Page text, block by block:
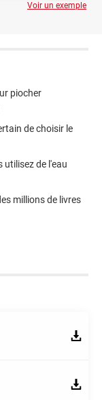
Voir un exemple
piocher
de choisir le
utilisez de l'eau
millions de livres